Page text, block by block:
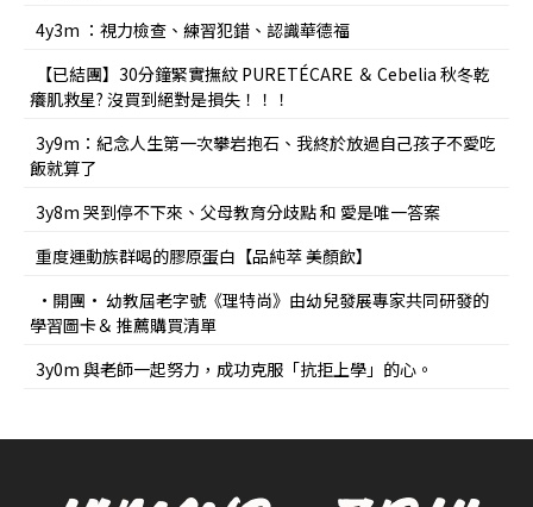
4y3m ：視力檢查、練習犯錯、認識華德福
【已結團】30分鐘緊實撫紋 PURETÉCARE ＆ Cebelia 秋冬乾
癢肌救星? 沒買到絕對是損失！！！
3y9m：紀念人生第一次攀岩抱石、我終於放過自己孩子不愛吃
飯就算了
3y8m 哭到停不下來、父母教育分歧點 和 愛是唯一答案
重度運動族群喝的膠原蛋白【品純萃 美顏飲】
•開團• 幼教屆老字號《理特尚》由幼兒發展專家共同研發的
學習圖卡＆ 推薦購買清單
3y0m 與老師一起努力，成功克服「抗拒上學」的心。